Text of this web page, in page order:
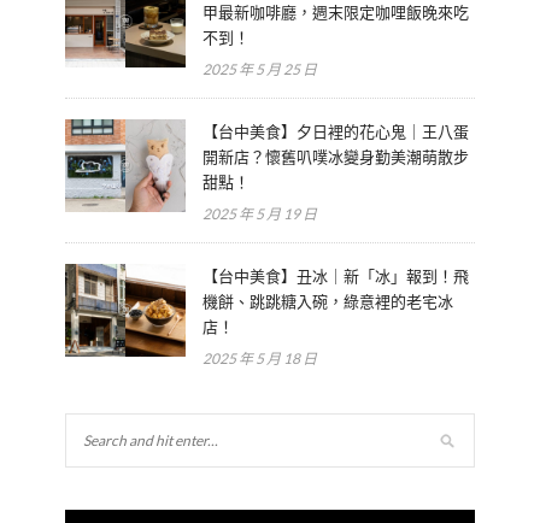
甲最新咖啡廳，週末限定咖哩飯晚來吃
不到！
2025 年 5 月 25 日
【台中美食】夕日裡的花心鬼｜王八蛋
開新店？懷舊叭噗冰變身勤美潮萌散步
甜點！
2025 年 5 月 19 日
【台中美食】丑冰｜新「冰」報到！飛
機餅、跳跳糖入碗，綠意裡的老宅冰
店！
2025 年 5 月 18 日